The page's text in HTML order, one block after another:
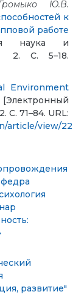
Ю.В.
к
работе
наука и
2. С. 5–18.
Environment
[Электронный
С. 71–84. URL:
article/view/22
развитие"